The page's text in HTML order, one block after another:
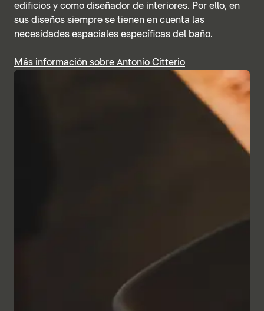
edificios y como diseñador de interiores. Por ello, en
sus diseños siempre se tienen en cuenta las
necesidades espaciales específicas del baño.
Más información sobre Antonio Citterio